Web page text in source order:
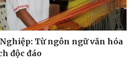
Từ ngôn ngữ văn hóa
độc đáo